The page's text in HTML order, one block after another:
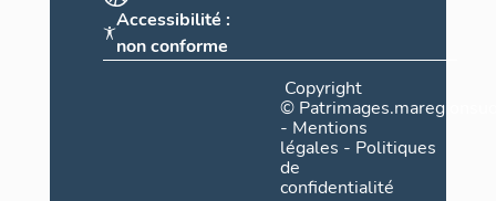
Accessibilité :
non conforme
Copyright
©
- Mentions
légales - Politiques
de
confidentialité